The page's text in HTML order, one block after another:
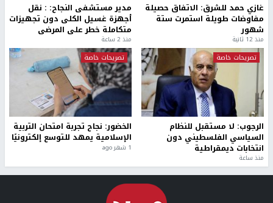
غازي حمد للشرق: الاتفاق حصيلة
مفاوضات طويلة استمرت ستة
شهور
منذ 12 ثانية
مدير مستشفى النجاح: : نقل
أجهزة غسيل الكلى دون تجهيزات
متكاملة خطر على المرضى
منذ 2 ساعة
تصريحات خاصة
الرجوب: لا مستقبل للنظام
السياسي الفلسطيني دون
انتخابات ديمقراطية
منذ ساعة
تصريحات خاصة
الخضور: نجاح تجربة امتحان التربية
الإسلامية يمهد للتوسع إلكترونيًا
1 شهر ago